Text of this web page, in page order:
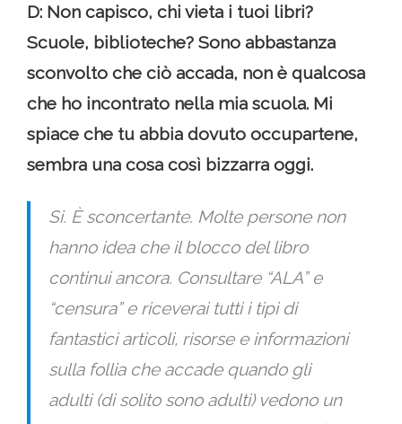
D: Non capisco, chi vieta i tuoi libri?
Scuole, biblioteche? Sono abbastanza
sconvolto che ciò accada, non è qualcosa
che ho incontrato nella mia scuola. Mi
spiace che tu abbia dovuto occupartene,
sembra una cosa così bizzarra oggi.
Si. È sconcertante. Molte persone non
hanno idea che il blocco del libro
continui ancora. Consultare “ALA” e
“censura” e riceverai tutti i tipi di
fantastici articoli, risorse e informazioni
sulla follia che accade quando gli
adulti (di solito sono adulti) vedono un